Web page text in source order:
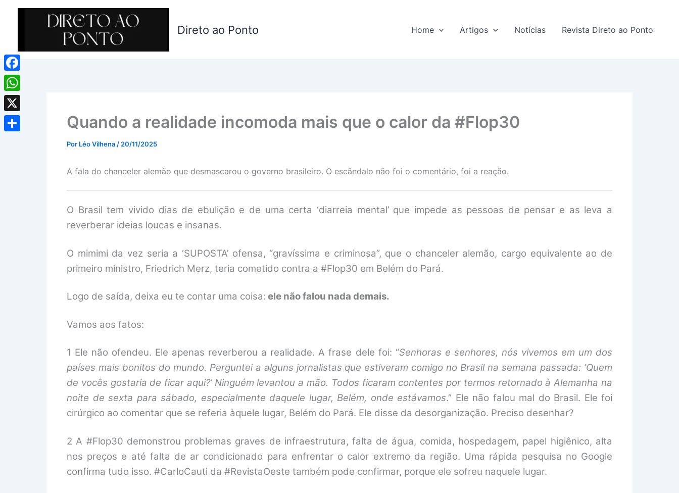
Direto ao Ponto Home Artigos Notícias Revista Direto ao Ponto
Quando a realidade incomoda mais que o calor da #Flop30
Por Léo Vilhena / 20/11/2025
A fala do chanceler alemão que desmascarou o governo brasileiro. O escândalo não foi o comentário, foi a reação.
O Brasil tem vivido dias de ebulição e de uma certa ‘diarreia mental’ que impede as pessoas de pensar e as leva a
reverberar ideias loucas e insanas.
O mimimi da vez seria a ‘SUPOSTA’ ofensa, “gravíssima e criminosa”, que o chanceler alemão, cargo equivalente ao de
primeiro ministro, Friedrich Merz, teria cometido contra a #Flop30 em Belém do Pará.
Logo de saída, deixa eu te contar uma coisa: ele não falou nada demais.
Vamos aos fatos:
1 Ele não ofendeu. Ele apenas reverberou a realidade. A frase dele foi: “Senhoras e senhores, nós vivemos em um dos
países mais bonitos do mundo. Perguntei a alguns jornalistas que estiveram comigo no Brasil na semana passada: ‘Quem
de vocês gostaria de ficar aqui?’ Ninguém levantou a mão. Todos ficaram contentes por termos retornado à Alemanha na
noite de sexta para sábado, especialmente daquele lugar, Belém, onde estávamos.” Ele não falou mal do Brasil. Ele foi
cirúrgico ao comentar que se referia àquele lugar, Belém do Pará. Ele disse da desorganização. Preciso desenhar?
2 A #Flop30 demonstrou problemas graves de infraestrutura, falta de água, comida, hospedagem, papel higiênico, alta
nos preços e até falta de ar condicionado para enfrentar o calor extremo da região. Uma rápida pesquisa no Google
confirma tudo isso. #CarloCauti da #RevistaOeste também pode confirmar, porque ele sofreu naquele lugar.
Facebook
WhatsApp
X